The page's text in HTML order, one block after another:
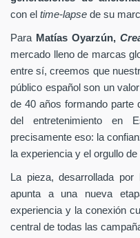
con el time-lapse de su
Para Matías Oyarzún,
mercado lleno de marcas
entre sí, creemos que
público español son un
de 40 años formando parte
del entretenimiento en
precisamente eso: la
la experiencia y el orgullo
La pieza, desarrollada por
apunta a una nueva
experiencia y la conexión
central de todas las